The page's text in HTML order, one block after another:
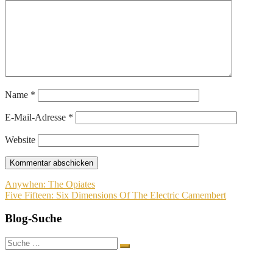
Name *
E-Mail-Adresse *
Website
Beitragsnavigation
Anywhen: The Opiates
Five Fifteen: Six Dimensions Of The Electric Camembert
Blog-Suche
Suche
nach: